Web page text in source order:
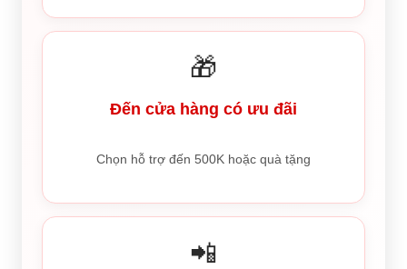
🎁
Đến cửa hàng có ưu đãi
Chọn hỗ trợ đến 500K hoặc quà tặng
📲